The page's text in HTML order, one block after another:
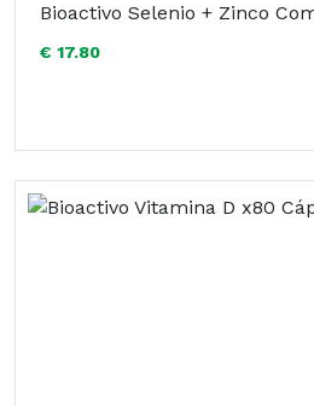
Bioactivo Selenio + Zinco
€ 17.80